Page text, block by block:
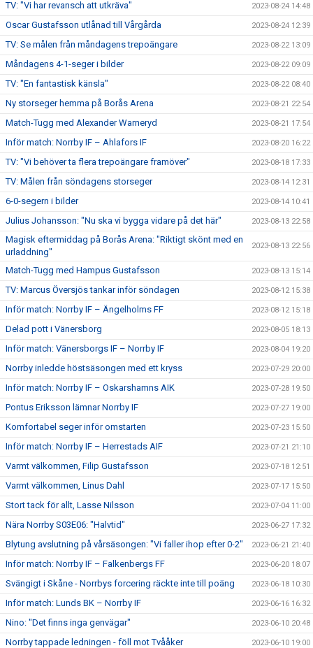
TV: "Vi har revansch att utkräva" 2023-08-24 14:48
Oscar Gustafsson utlånad till Vårgårda 2023-08-24 12:39
TV: Se målen från måndagens trepoängare 2023-08-22 13:09
Måndagens 4-1-seger i bilder 2023-08-22 09:09
TV: "En fantastisk känsla" 2023-08-22 08:40
Ny storseger hemma på Borås Arena 2023-08-21 22:54
Match-Tugg med Alexander Warneryd 2023-08-21 17:54
Inför match: Norrby IF – Ahlafors IF 2023-08-20 16:22
TV: "Vi behöver ta flera trepoängare framöver" 2023-08-18 17:33
TV: Målen från söndagens storseger 2023-08-14 12:31
6-0-segern i bilder 2023-08-14 10:41
Julius Johansson: "Nu ska vi bygga vidare på det här" 2023-08-13 22:58
Magisk eftermiddag på Borås Arena: "Riktigt skönt med en
urladdning"
2023-08-13 22:56
Match-Tugg med Hampus Gustafsson 2023-08-13 15:14
TV: Marcus Översjös tankar inför söndagen 2023-08-12 15:38
Inför match: Norrby IF – Ängelholms FF 2023-08-12 15:18
Delad pott i Vänersborg 2023-08-05 18:13
Inför match: Vänersborgs IF – Norrby IF 2023-08-04 19:20
Norrby inledde höstsäsongen med ett kryss 2023-07-29 20:00
Inför match: Norrby IF – Oskarshamns AIK 2023-07-28 19:50
Pontus Eriksson lämnar Norrby IF 2023-07-27 19:00
Komfortabel seger inför omstarten 2023-07-23 15:50
Inför match: Norrby IF – Herrestads AIF 2023-07-21 21:10
Varmt välkommen, Filip Gustafsson 2023-07-18 12:51
Varmt välkommen, Linus Dahl 2023-07-17 15:50
Stort tack för allt, Lasse Nilsson 2023-07-04 11:00
Nära Norrby S03E06: "Halvtid" 2023-06-27 17:32
Blytung avslutning på vårsäsongen: "Vi faller ihop efter 0-2" 2023-06-21 21:40
Inför match: Norrby IF – Falkenbergs FF 2023-06-20 18:07
Svängigt i Skåne - Norrbys forcering räckte inte till poäng 2023-06-18 10:30
Inför match: Lunds BK – Norrby IF 2023-06-16 16:32
Nino: "Det finns inga genvägar" 2023-06-10 20:48
Norrby tappade ledningen - föll mot Tvååker 2023-06-10 19:00